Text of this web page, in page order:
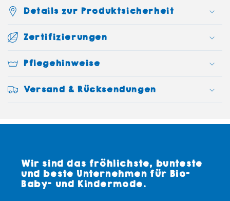
Details zur Produktsicherheit
Zertifizierungen
Pflegehinweise
Versand & Rücksendungen
Wir sind das fröhlichste, bunteste
und beste Unternehmen für Bio-
Baby- und Kindermode.